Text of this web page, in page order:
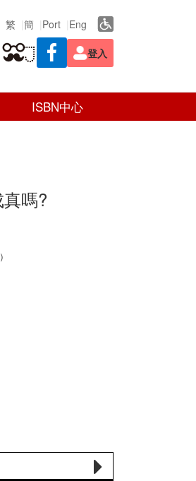
繁 簡 Port Eng
登入
ISBN中心
嗎?